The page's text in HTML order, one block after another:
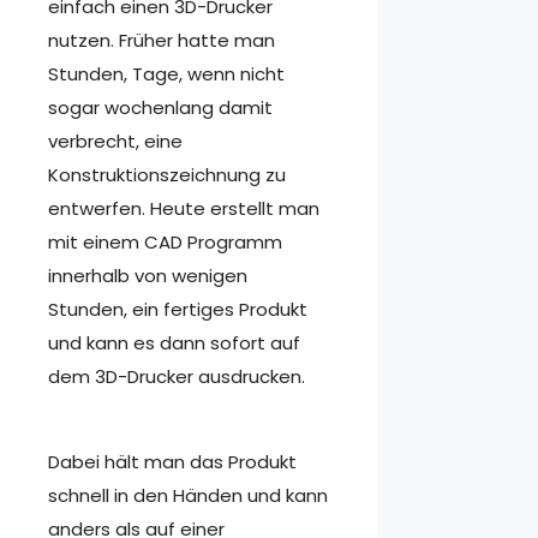
einfach einen 3D-Drucker
nutzen. Früher hatte man
Stunden, Tage, wenn nicht
sogar wochenlang damit
verbrecht, eine
Konstruktionszeichnung zu
entwerfen. Heute erstellt man
mit einem CAD Programm
innerhalb von wenigen
Stunden, ein fertiges Produkt
und kann es dann sofort auf
dem 3D-Drucker ausdrucken.
Dabei hält man das Produkt
schnell in den Händen und kann
anders als auf einer